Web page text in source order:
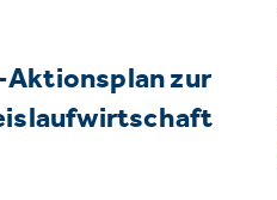
Aktionsplan zur